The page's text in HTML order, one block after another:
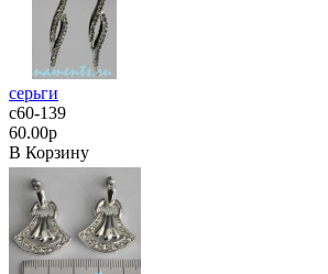
серьги
с60-139
60.00р
В Корзину